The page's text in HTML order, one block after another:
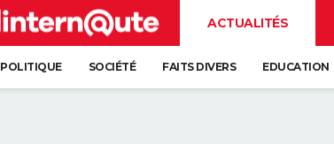
ACTUALITÉS
POLITIQUE SOCIÉTÉ FAITS DIVERS EDUCATION